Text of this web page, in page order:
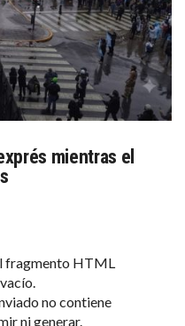
mientras el
fragmento HTML
no contiene
ni generar.